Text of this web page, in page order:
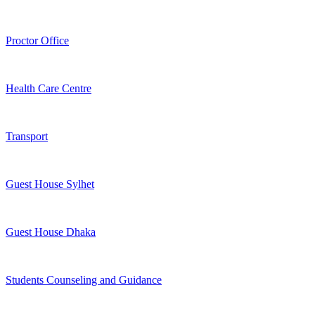
Proctor Office
Health Care Centre
Transport
Guest House Sylhet
Guest House Dhaka
Students Counseling and Guidance